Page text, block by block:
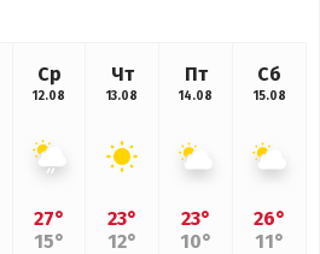
Ср
12.08
27°
15°
Чт
13.08
23°
12°
Пт
14.08
23°
10°
Сб
15.08
26°
11°